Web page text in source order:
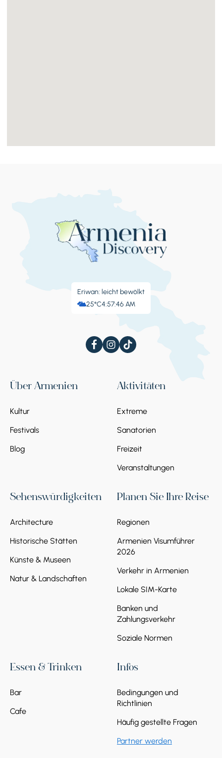
Eriwan: leicht bewölkt
25°C4:57:47 AM
Über Armenien
Kultur
Festivals
Blog
Aktivitäten
Extreme
Sanatorien
Freizeit
Veranstaltungen
Sehenswürdigkeiten
Architecture
Historische Stätten
Künste & Museen
Natur & Landschaften
Planen Sie Ihre Reise
Regionen
Armenien Visumführer
2026
Verkehr in Armenien
Lokale SIM-Karte
Banken und
Zahlungsverkehr
Soziale Normen
Essen & Trinken
Bar
Cafe
Infos
Bedingungen und
Richtlinien
Häufig gestellte Fragen
Partner werden